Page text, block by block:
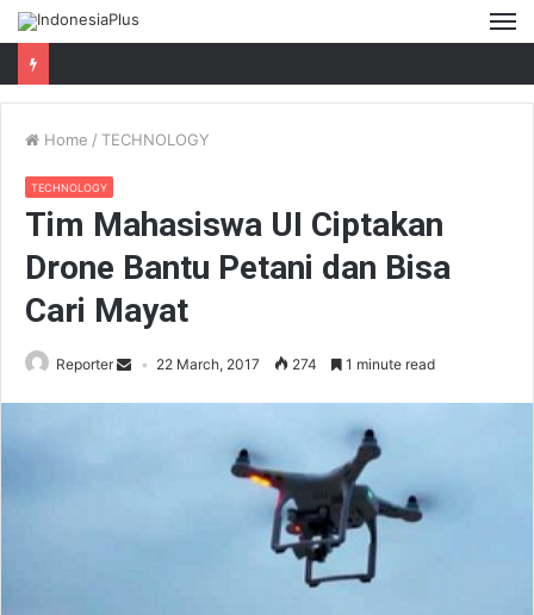
Home / TECHNOLOGY
TECHNOLOGY
Tim Mahasiswa UI Ciptakan
Drone Bantu Petani dan Bisa
Cari Mayat
Reporter 22 March, 2017 274 1 minute read